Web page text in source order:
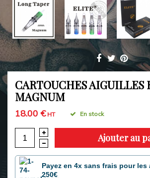
CARTOUCHES
MAGNUM
18.00 €HT En stock
Ajouter au
Payez en 4x sans frais pour les
250€